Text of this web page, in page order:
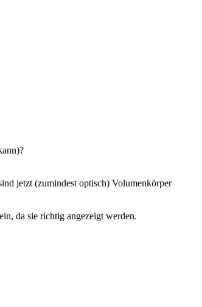
jetzt (zumindest optisch) Volumenkörper
da sie richtig angezeigt werden.